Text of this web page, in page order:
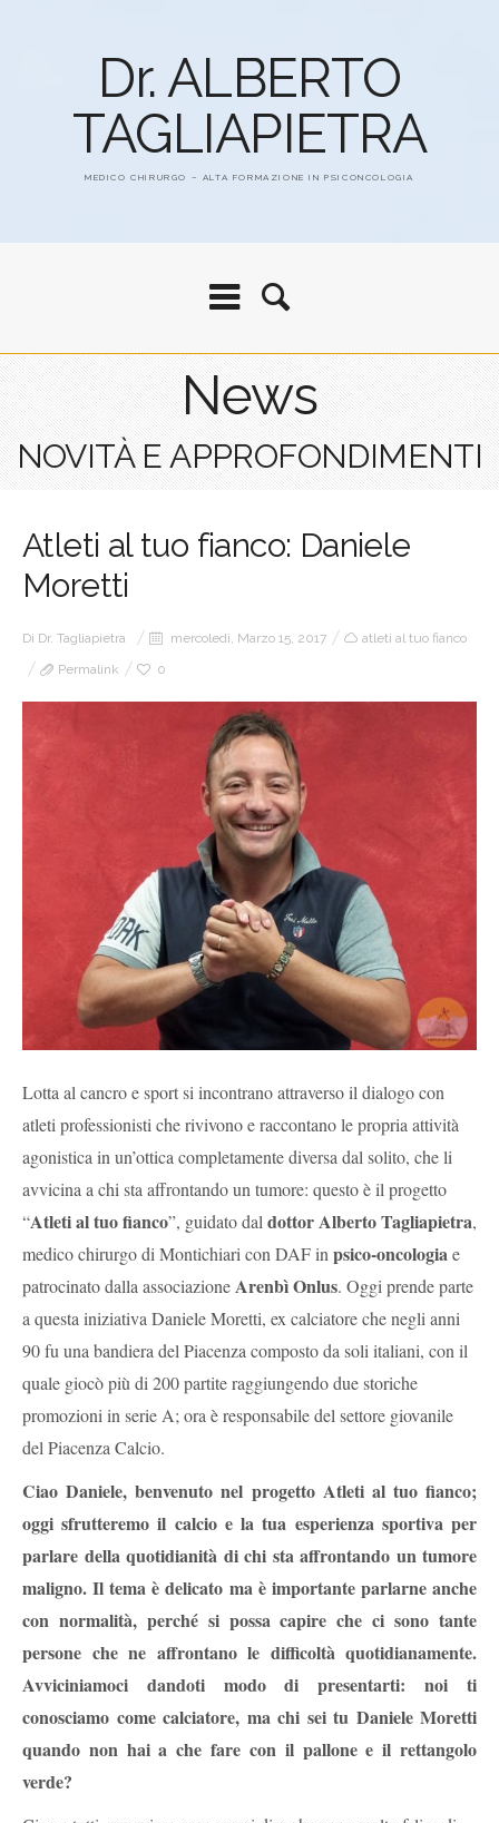
Dr. ALBERTO
TAGLIAPIETRA
MEDICO CHIRURGO – ALTA FORMAZIONE IN PSICONCOLOGIA
News
NOVITÀ E APPROFONDIMENTI
Atleti al tuo fianco: Daniele
Moretti
Di Dr. Tagliapietra mercoledì, Marzo 15, 2017
atleti al tuo fianco
Permalink
0
Lotta al cancro e sport si incontrano attraverso il dialogo con
atleti professionisti che rivivono e raccontano le propria attività
agonistica in un’ottica completamente diversa dal solito, che li
avvicina a chi sta affrontando un tumore: questo è il progetto
“Atleti al tuo fianco”, guidato daldottor Alberto Tagliapietra,
medico chirurgo di Montichiari con DAF inpsico-oncologiae
patrocinato dalla associazioneArenbì Onlus. Oggi prende parte
a questa iniziativa Daniele Moretti, ex calciatore che negli anni
90 fu una bandiera del Piacenza composto da soli italiani, con il
quale giocò più di 200 partite raggiungendo due storiche
promozioni in serie A; ora è responsabile del settore giovanile
del Piacenza Calcio.
Ciao Daniele, benvenuto nel progetto Atleti al tuo fianco;
oggi sfrutteremo il calcio e la tua esperienza sportiva per
parlare della quotidianità di chi sta affrontando un tumore
maligno. Il tema è delicato ma è importante parlarne anche
con normalità, perché si possa capire che ci sono tante
persone che ne affrontano le difficoltà quotidianamente.
Avviciniamoci dandoti modo di presentarti: noi ti
conosciamo come calciatore, ma chi sei tu Daniele Moretti
quando non hai a che fare con il pallone e il rettangolo
verde?